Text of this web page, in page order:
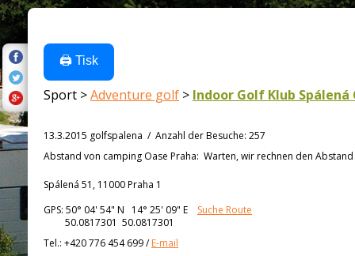
🖨️ Tisk
Sport >Adventure golf > Indoor Golf Klub
13.3.2015 golfspalena / Anzahl der Besuche: 257
Abstand von camping Oase Praha: Warten, wir rechnen den
Spálená 51, 11000 Praha 1
GPS: 50° 04' 54" N 14° 25' 09" E
Suche Route
50.0817301 50.0817301
Tel.: +420 776 454 699/E-mail